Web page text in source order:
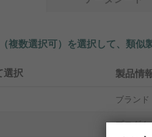
複数選択可）を選択して、類似
選択 製品情
ブランド
プロダ